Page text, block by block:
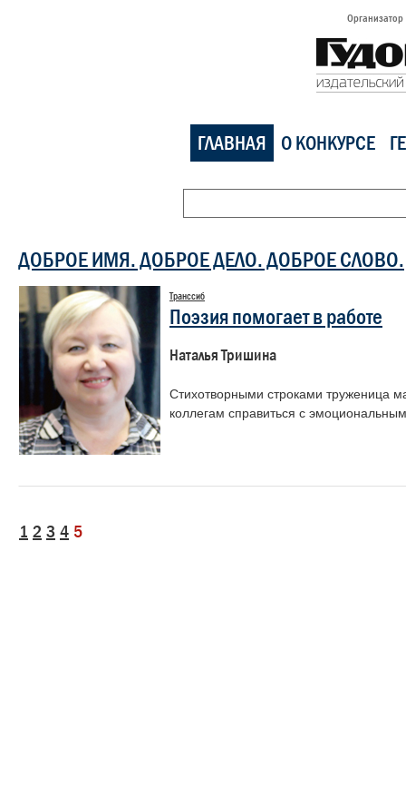
Организатор
ГЛАВНАЯ О КОНКУРСЕ
ДОБРОЕ ИМЯ. ДОБРОЕ ДЕЛО. ДОБРОЕ СЛОВО.
Транссиб
Поэзия помогает в работе
Наталья Тришина
Стихотворными строками труженица
коллегам справиться с
1 2 3 4 5